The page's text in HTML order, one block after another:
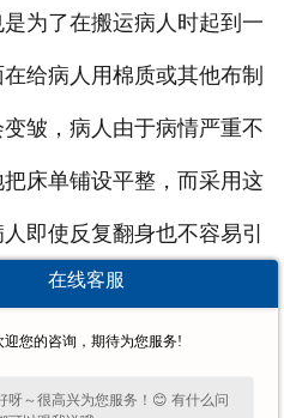
为了在搬运病人时起到一
给病人用棉质或其他布制
皱，病人由于病情严重不
床单铺设平整，而采用这
即使反复翻身也不容易引
本不会产生不舒服的感
们公司具有代表性的产品，
在线客服
迎您的咨询，期待为您服务!
呀～很高兴为您服务！😊 有什么问